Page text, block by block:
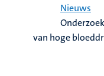
Nieuws
van hoge